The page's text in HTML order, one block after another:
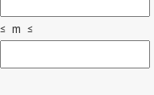
≤ m ≤